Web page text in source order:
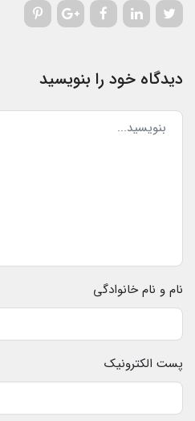
دیدگاه خود را بنویسید
نام و نام خانوادگی
پست الکترونیک